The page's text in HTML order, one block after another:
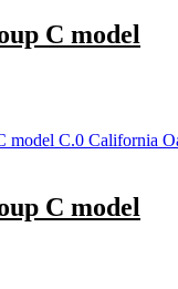
C model
C model